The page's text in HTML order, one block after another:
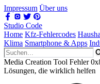
Impressum Über uns
Studio Code
Home Kfz-Fehlercodes
Klima Smartphone & Apps
Media Creation Tool Fehler
Lösungen, die wirklich helfen